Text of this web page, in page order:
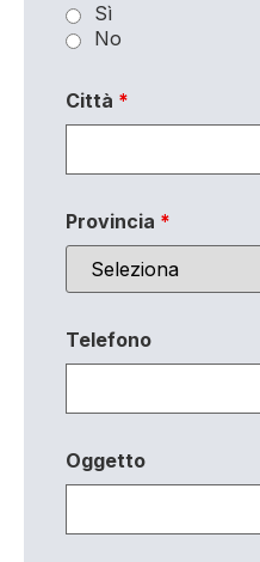
Sì
No
Città *
Provincia *
Telefono
Oggetto